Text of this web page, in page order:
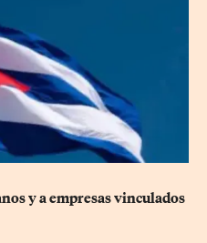
y a empresas vinculados